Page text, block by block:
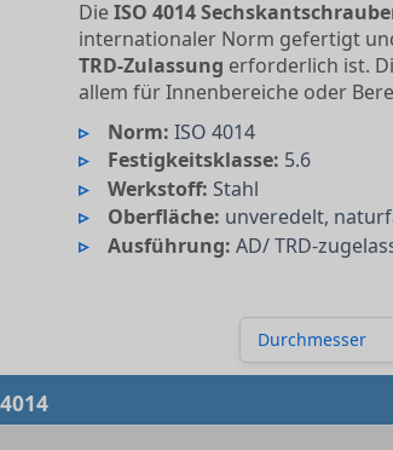
DieISO 4014
internationaler Norm gefertigt
TRD-Zulassung erforderlich ist.
allem für Innenbereiche oder
Norm: ISO 4014
Festigkeitsklasse: 5.6
Werkstoff: Stahl
Oberfläche: unveredelt,
Ausführung: AD/ TRD-
Durchmesser